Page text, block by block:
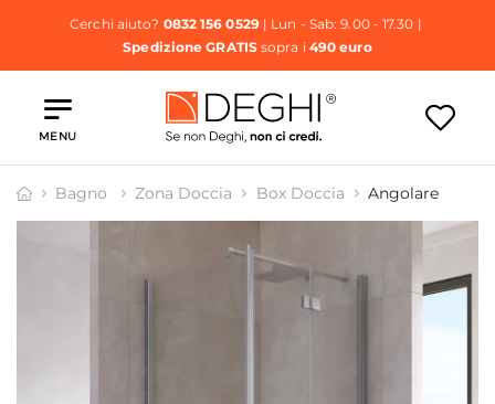
Cerchi aiuto? 0832 156 0529| Lun - Sab: 9.00 - 17.30 |
Spedizione GRATISsopra i 490 euro
MENU
Bagno Zona Doccia Box Doccia Angolare